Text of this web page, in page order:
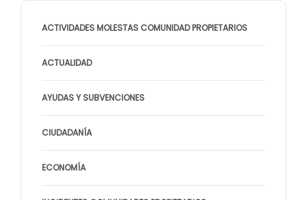
ACTIVIDADES MOLESTAS COMUNIDAD PROPIETARIOS
ACTUALIDAD
AYUDAS Y SUBVENCIONES
CIUDADANÍA
ECONOMÍA